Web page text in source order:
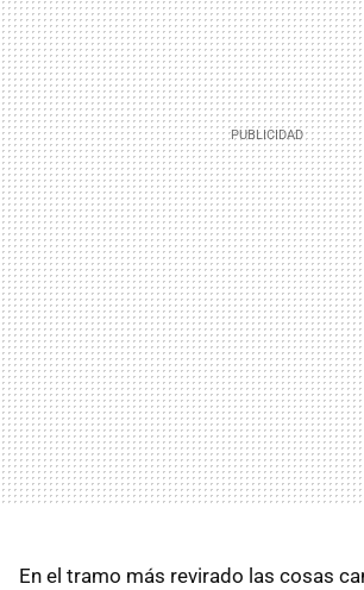
En el tramo más revirado las cosas